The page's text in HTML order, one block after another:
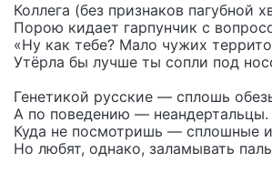
Коллега (без признаков пагубной
Порою кидает гарпунчик с
«Ну как тебе? Мало чужих
Утёрла бы лучше ты сопли под
Генетикой русские — сплошь
А по поведению — неандертальцы.
Куда не посмотришь — сплошные
Но любят, однако, заламывать